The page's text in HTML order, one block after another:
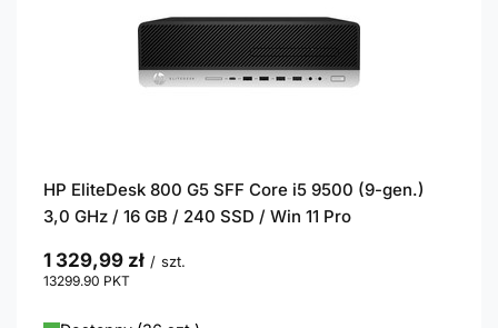
HP EliteDesk 800 G5 SFF Core i5 9500 (9-gen.)
3,0 GHz / 16 GB / 240 SSD / Win 11 Pro
1 329,99 zł / szt.
13299.90 PKT